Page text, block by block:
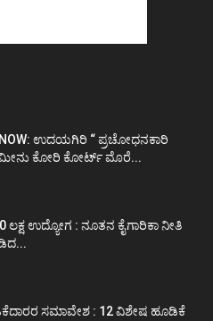
NOW: ಉದಯಗಿರಿ “ ಪ್ರಚೋಧನಕಾರಿ
ಕೋರಿ ಕೋರ್ಟ್‌ ಮೊರೆ...
ಲಕ್ಷ ಉದ್ಯೋಗ : ನೂತನ ಕೈಗಾರಿಕಾ ನೀತಿ
ಸಮಾವೇಶ : 12 ವಿಶೇಷ ಹೂಡಿಕೆ